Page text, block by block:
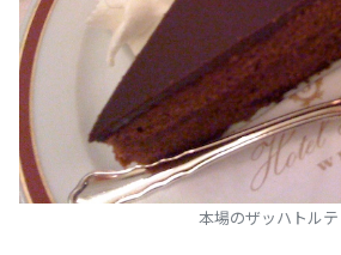
本場のザッハトルテ